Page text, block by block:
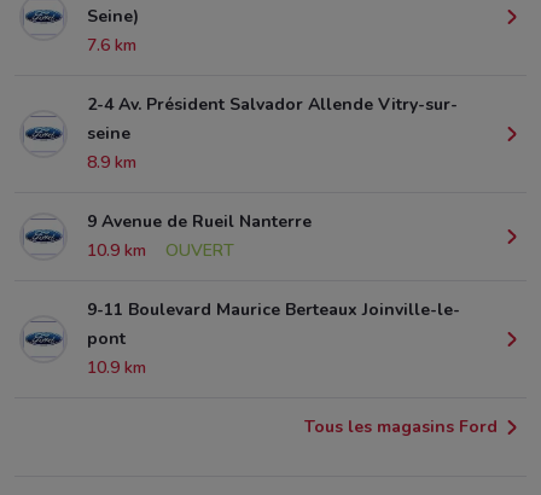
Seine)
7.6 km
2-4 Av. Président Salvador Allende Vitry-sur-
seine
8.9 km
9 Avenue de Rueil Nanterre
10.9 km
OUVERT
9-11 Boulevard Maurice Berteaux Joinville-le-
pont
10.9 km
Tous les magasins Ford